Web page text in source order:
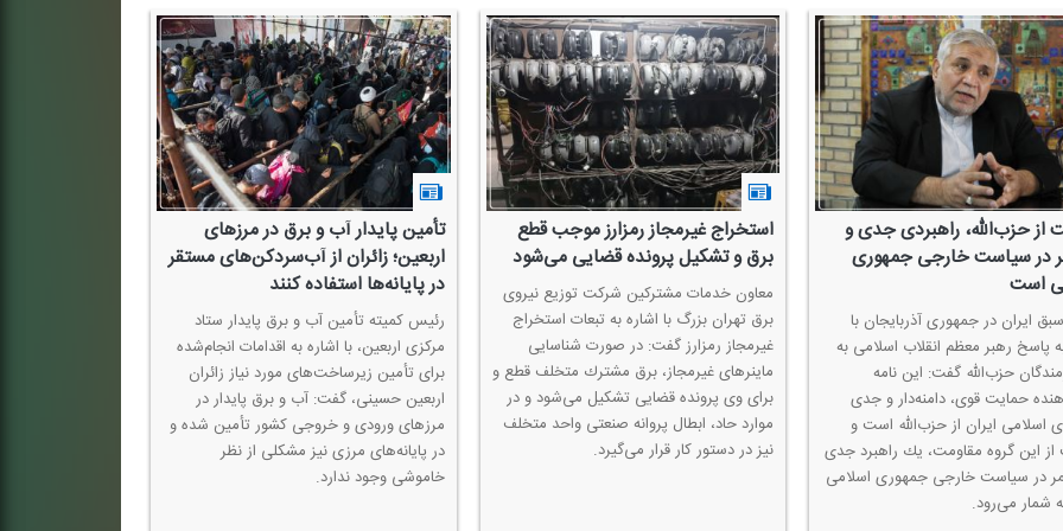
از حزب‌الله، راهبردی جدی و
در سیاست خارجی جمهوری
است
ایران در جمهوری آذربایجان با
پاسخ رهبر معظم انقلاب اسلامی به
حزب‌الله گفت: این نامه
حمایت قوی، دامنه‌دار و جدی
اسلامی ایران از حزب‌الله است و
این گروه مقاومت، یك راهبرد جدی
در سیاست خارجی جمهوری اسلامی
شمار می‌رود.
استخراج غیرمجاز رمزارز موجب قطع
برق و تشكیل پرونده قضایی می‌شود
معاون خدمات مشتركین شركت توزیع نیروی
برق تهران بزرگ با اشاره به تبعات استخراج
غیرمجاز رمزارز گفت: در صورت شناسایی
ماینرهای غیرمجاز، برق مشترك متخلف قطع و
برای وی پرونده قضایی تشكیل می‌شود و در
موارد حاد، ابطال پروانه صنعتی واحد متخلف
نیز در دستور كار قرار می‌گیرد.
تأمین پایدار آب و برق در مرزهای
اربعین؛ زائران از آب‌سردكن‌های مستقر
در پایانه‌ها استفاده كنند
رئیس كمیته تأمین آب و برق پایدار ستاد
مركزی اربعین، با اشاره به اقدامات انجام‌شده
برای تأمین زیرساخت‌های مورد نیاز زائران
اربعین حسینی، گفت: آب و برق پایدار در
مرزهای ورودی و خروجی كشور تأمین شده و
در پایانه‌های مرزی نیز مشكلی از نظر
خاموشی وجود ندارد.